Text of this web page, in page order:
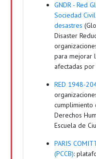
GNDR - Red
Sociedad
desastres
Disaster
para mejorar
afectadas
RED 1948-
cumplimiento
Derechos
Escuela de
PARIS
(PCCB):